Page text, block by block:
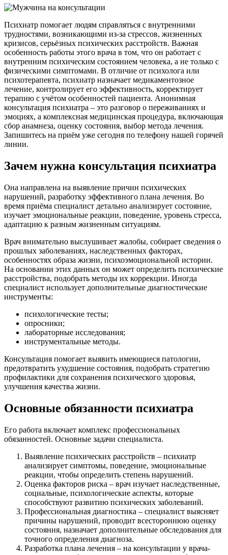
Психиатр помогает людям справляться с внутренними
трудностями, возникающими из-за стрессов, жизненных
кризисов, серьёзных психических расстройств. Важная
особенность работы этого врача в том, что он работает с
внутренним психическим состоянием человека, а не только с
физическими симптомами. В отличие от психолога или
психотерапевта, психиатр назначает медикаментозное
лечение, контролирует его эффективность, корректирует
терапию с учётом особенностей пациента. Анонимная
консультация психиатра – это разговор о переживаниях и
эмоциях, а комплексная медицинская процедура, включающая
сбор анамнеза, оценку состояния, выбор метода лечения.
Запишитесь на приём уже сегодня по телефону нашей горячей
линии.
Зачем нужна консультация психиатра
Она направлена на выявление причин психических
нарушений, разработку эффективного плана лечения. Во
время приёма специалист детально анализирует состояние,
изучает эмоциональные реакции, поведение, уровень стресса,
адаптацию к разным жизненным ситуациям.
Врач внимательно выслушивает жалобы, собирает сведения о
прошлых заболеваниях, наследственных факторах,
особенностях образа жизни, психоэмоциональной истории.
На основании этих данных он может определить психические
расстройства, подобрать методы их коррекции. Иногда
специалист использует дополнительные диагностические
инструменты:
психологические тесты;
опросники;
лабораторные исследования;
инструментальные методы.
Консультация помогает выявить имеющиеся патологии,
предотвратить ухудшение состояния, подобрать стратегию
профилактики для сохранения психического здоровья,
улучшения качества жизни.
Основные обязанности психиатра
Его работа включает комплекс профессиональных
обязанностей. Основные задачи специалиста.
Выявление психических расстройств – психиатр
анализирует симптомы, поведение, эмоциональные
реакции, чтобы определить степень нарушений.
Оценка факторов риска – врач изучает наследственные,
социальные, психологические аспекты, которые
способствуют развитию психических заболеваний.
Профессиональная диагностика – специалист выясняет
причины нарушений, проводит всестороннюю оценку
состояния, назначает дополнительные обследования для
точного определения диагноза.
Разработка плана лечения – на консультации у врача-